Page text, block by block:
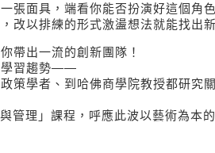
張面具，端看你能否扮演好這個角色
改以排練的形式激盪想法就能找出
帶出一流的創新團隊！
學習趨勢——
策學者、到哈佛商學院教授都研究
管理」課程，呼應此波以藝術為本